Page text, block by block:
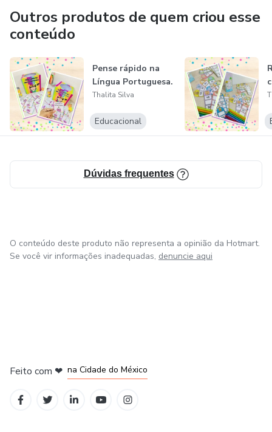
Outros produtos de quem criou esse
conteúdo
Pense rápido na
Língua Portuguesa.
Thalita Silva
Educacional
Dúvidas frequentes
O conteúdo deste produto não representa a opinião da Hotmart.
Se você vir informações inadequadas, denuncie aqui
Feito com ❤ na Cidade do México